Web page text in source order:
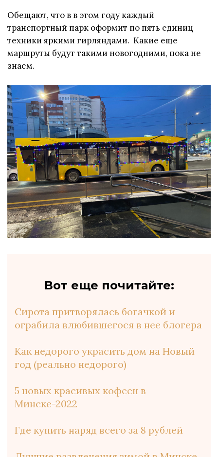
Обещают, что в в этом году каждый
транспортный парк оформит по пять единиц
техники яркими гирляндами. Какие еще
маршруты будут такими новогодними, пока не
знаем.
Вот еще почитайте:
Сирота притворялась богачкой и
ограбила влюбившегося в нее блогера
Как недорого украсить дом на Новый
год (реально недорого)
5 новых красивых кофеен в
Минске-2022
Где купить наряд всего за 8 рублей